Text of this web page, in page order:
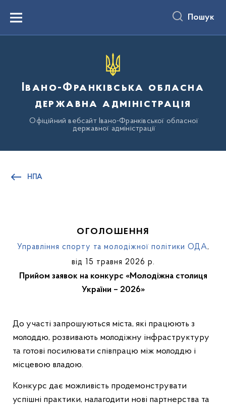
вмістуMenu Пошук
Івано-Франківська обласна
державна адміністрація
Офіційний вебсайт Івано-Франківської обласної
державної адміністрації
НПА
ОГОЛОШЕННЯ
Управління спорту та молодіжної політики ОДА,
від 15 травня 2026 р.
Прийом заявок на конкурс «Молодіжна столиця
України – 2026»
До участі запрошуються міста, які працюють з
молоддю, розвивають молодіжну інфраструктуру
та готові посилювати співпрацю між молоддю і
місцевою владою.
Конкурс дає можливість продемонструвати
успішні практики, налагодити нові партнерства та